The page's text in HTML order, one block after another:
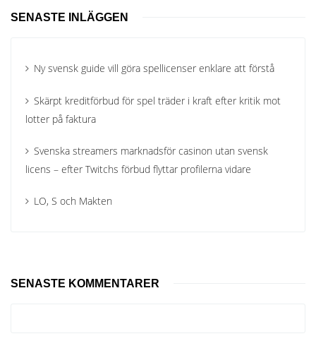
SENASTE INLÄGGEN
Ny svensk guide vill göra spellicenser enklare att förstå
Skärpt kreditförbud för spel träder i kraft efter kritik mot
lotter på faktura
Svenska streamers marknadsför casinon utan svensk
licens – efter Twitchs förbud flyttar profilerna vidare
LO, S och Makten
SENASTE KOMMENTARER